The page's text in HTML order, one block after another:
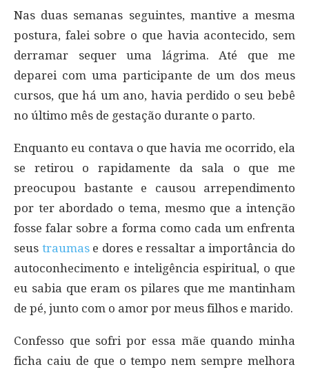
Nas duas semanas seguintes, mantive a mesma
postura, falei sobre o que havia acontecido, sem
derramar sequer uma lágrima. Até que me
deparei com uma participante de um dos meus
cursos, que há um ano, havia perdido o seu bebê
no último mês de gestação durante o parto.
Enquanto eu contava o que havia me ocorrido, ela
se retirou o rapidamente da sala o que me
preocupou bastante e causou arrependimento
por ter abordado o tema, mesmo que a intenção
fosse falar sobre a forma como cada um enfrenta
seus traumase dores e ressaltar a importância do
autoconhecimento e inteligência espiritual, o que
eu sabia que eram os pilares que me mantinham
de pé, junto com o amor por meus filhos e marido.
Confesso que sofri por essa mãe quando minha
ficha caiu de que o tempo nem sempre melhora